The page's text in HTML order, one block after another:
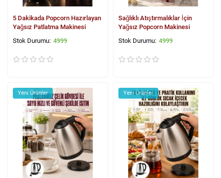
5 Dakikada Popcorn Hazırlayan
Yağsız Patlatma Makinesi
4999
Sağlıklı Atıştırmalıklar İçin
Yağsız Popcorn Makinesi
4999
Yeni Ürünler Yeni Ürünler